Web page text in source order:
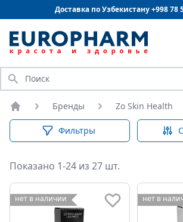
Доставка по Узбекистану +99878
Искать
Главная
Бренды Zo Skin Health
Фильтры
Показано 1-24 из 27 шт.
нет в наличии нет в